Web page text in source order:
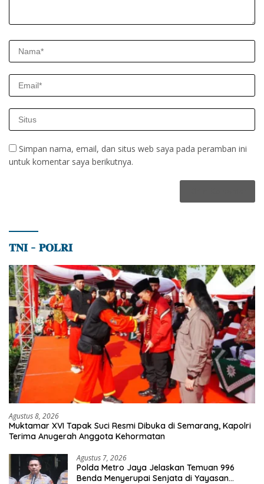
Simpan nama, email, dan situs web saya pada peramban ini
untuk komentar saya berikutnya.
𝐓𝐍𝐈 – 𝐏𝐎𝐋𝐑𝐈
Agustus 8, 2026
Muktamar XVI Tapak Suci Resmi Dibuka di Semarang, Kapolri
Terima Anugerah Anggota Kehormatan
Agustus 7, 2026
Polda Metro Jaya Jelaskan Temuan 996
Benda Menyerupai Senjata di Yayasan